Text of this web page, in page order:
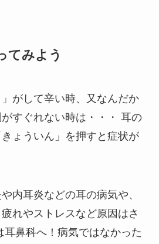
てみよう
」がして辛い時、又なんだか
すぐれない時は・・・ 耳の
ょういん」を押すと症状が
内耳炎などの耳の病気や、
れやストレスなど原因はさ
耳鼻科へ！病気ではなかった